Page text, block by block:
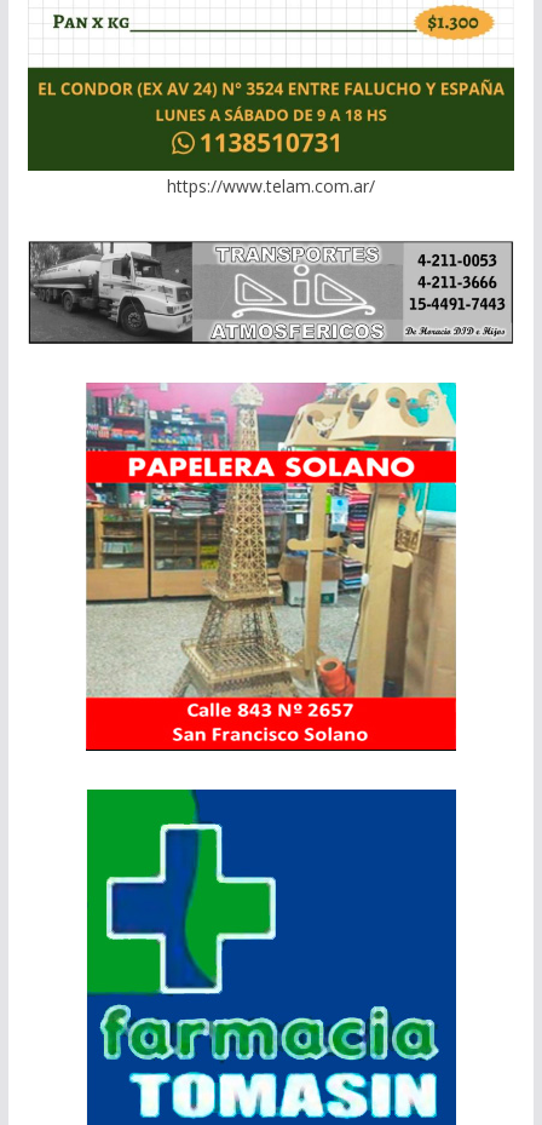
https://www.telam.com.ar/